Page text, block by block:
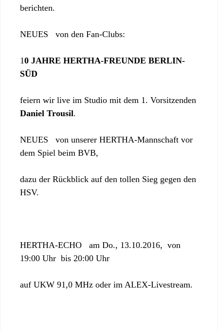
berichten.
NEUES von den Fan-Clubs:
10 JAHRE HERTHA-FREUNDE BERLIN-
SÜD
feiern wir live im Studio mit dem 1. Vorsitzenden
Daniel Trousil.
NEUES von unserer HERTHA-Mannschaft vor
dem Spiel beim BVB,
dazu der Rückblick auf den tollen Sieg gegen den
HSV.
HERTHA-ECHO am Do., 13.10.2016, von
19:00 Uhr bis 20:00 Uhr
auf UKW 91,0 MHz oder im ALEX-Livestream.